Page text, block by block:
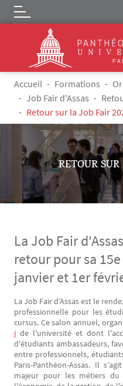
Aller au contenu principal
Logo
Fil d'Ariane
Accueil Formations
Job Fair d'Assas
Retour sur la Job Fair
RETOUR
La Job Fair
retour pour sa
janvier et 1er
Texte
La Job Fair d’Assas est le
professionnelle pour les
cursus. Ce salon annuel,
i de l'université et dont
d'étudiants ambassadeurs,
entre professionnels,
Paris-Panthéon-Assas. Il
majeur pour les métiers